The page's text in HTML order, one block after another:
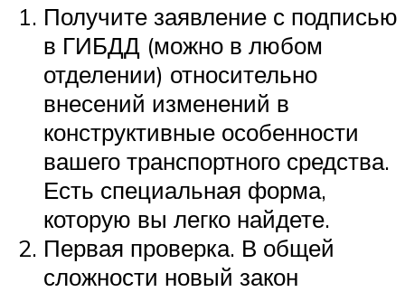
Получите заявление с подписью
в ГИБДД (можно в любом
отделении) относительно
внесений изменений в
конструктивные особенности
вашего транспортного средства.
Есть специальная форма,
которую вы легко найдете.
Первая проверка. В общей
сложности новый закон